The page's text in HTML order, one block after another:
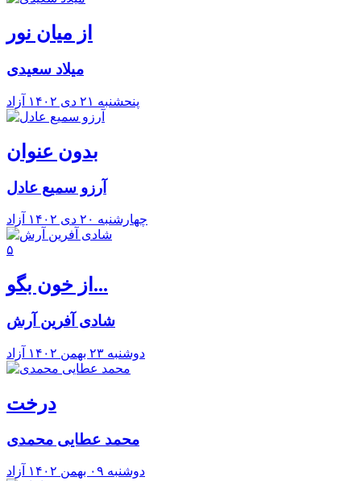
از میان نور
میلاد سعیدی
پنحشنبه ۲۱ دی ۱۴۰۲ آزاد
بدون عنوان
آرزو سمیع عادل
چهارشنبه ۲۰ دی ۱۴۰۲ آزاد
۵
از خون بگو...
شادی آفرین آرش
دوشنبه ۲۳ بهمن ۱۴۰۲ آزاد
درخت
محمد عطایی محمدی
دوشنبه ۰۹ بهمن ۱۴۰۲ آزاد